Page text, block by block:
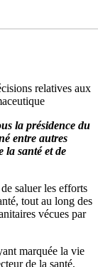
relatives aux
la présidence du
entre autres
la santé et de
saluer les efforts
tout au long des
vécues par
marquée la vie
de la santé,